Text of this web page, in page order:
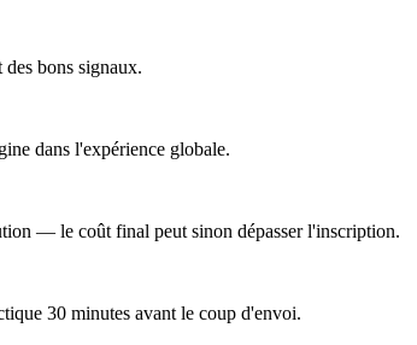
bons signaux.
dans l'expérience globale.
— le coût final peut sinon dépasser l'inscription.
30 minutes avant le coup d'envoi.